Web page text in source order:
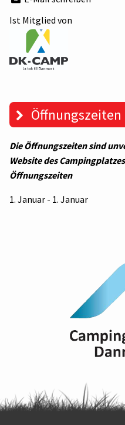
Ist Mitglied von
Öffnungszeiten
Die Öffnungszeiten sind
Website des
Öffnungszeiten
1. Januar - 1. Januar